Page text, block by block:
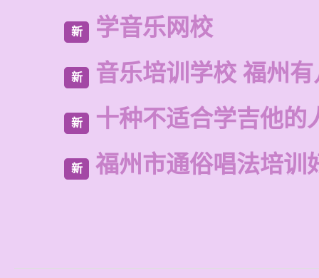
新 学音乐网校
新 音乐培训学校 福州
新 十种不适合学吉他的
新 福州市通俗唱法培训